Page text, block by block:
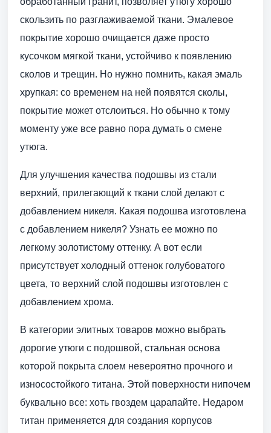
скользить по разглаживаемой ткани. Эмалевое
покрытие хорошо очищается даже просто
кусочком мягкой ткани, устойчиво к появлению
сколов и трещин. Но нужно помнить, какая эмаль
хрупкая: со временем на ней появятся сколы,
покрытие может отслоиться. Но обычно к тому
моменту уже все равно пора думать о смене
утюга.
Для улучшения качества подошвы из стали
верхний, прилегающий к ткани слой делают с
добавлением никеля. Какая подошва изготовлена
с добавлением никеля? Узнать ее можно по
легкому золотистому оттенку. А вот если
присутствует холодный оттенок голубоватого
цвета, то верхний слой подошвы изготовлен с
добавлением хрома.
В категории элитных товаров можно выбрать
дорогие утюги с подошвой, стальная основа
которой покрыта слоем невероятно прочного и
износостойкого титана. Этой поверхности нипочем
буквально все: хоть гвоздем царапайте. Недаром
титан применяется для создания корпусов